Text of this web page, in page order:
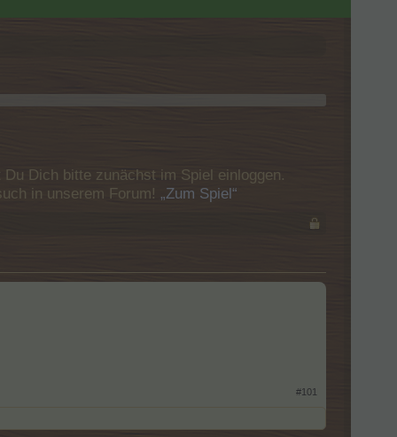
Dich bitte zunächst im Spiel einloggen.
in unserem Forum! „Zum Spiel“
#101